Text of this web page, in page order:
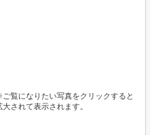
覧になりたい写真をクリックすると
大されて表示されます。